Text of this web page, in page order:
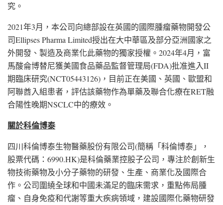
究。
2021年3月，本公司向總部設在英國的國際腫瘤藥物開發公
司Ellipses Pharma Limited授出在大中華區及部分亞洲國家之
外開發、製造及商業化此藥物的獨家授權。2024年4月，富
馬酸侖博替尼獲美國食品藥品監督管理局(FDA)批准進入II
期臨床研究(NCT05443126)，目前正在美國、英國、歐盟和
阿聯酋入組患者，評估該藥物作為單藥及聯合化療在RET融
合陽性晚期NSCLC中的療效。
關於科倫博泰
四川科倫博泰生物醫藥股份有限公司(簡稱「科倫博泰」，
股票代碼：6990.HK)是科倫藥業控股子公司，專注於創新生
物技術藥物及小分子藥物的研發、生產、商業化及國際合
作。公司圍繞全球和中國未滿足的臨床需求，重點佈局腫
瘤、自身免疫和代謝等重大疾病領域，建設國際化藥物研發